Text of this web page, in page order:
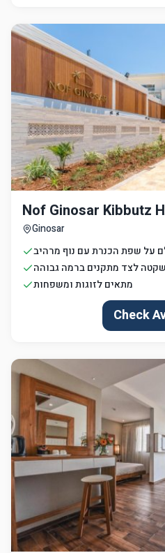
Nof Ginosar Kibbutz
Ginosar
על שפת הכנרת עם נוף מרהיב
לצד מתקנים ברמה גבוהה
מתאים לזוגות ומשפחות
Check